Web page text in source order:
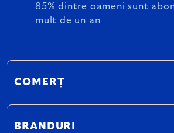
85% dintre oameni sunt
mult de un an
COMERȚ
BRANDURI